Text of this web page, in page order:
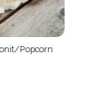
Popcorn